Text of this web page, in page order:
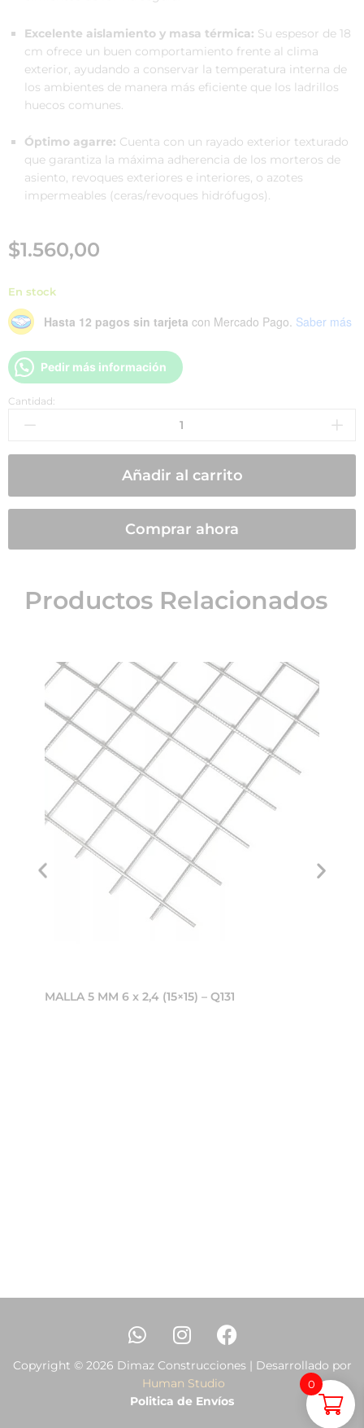
Excelente aislamiento y masa térmica: Su espesor de 18
cm ofrece un buen comportamiento frente al clima
exterior, ayudando a conservar la temperatura interna de
los ambientes de manera más eficiente que los ladrillos
huecos comunes.
Óptimo agarre: Cuenta con un rayado exterior texturado
que garantiza la máxima adherencia de los morteros de
asiento, revoques exteriores e interiores, o azotes
impermeables (ceras/revoques hidrófugos).
$1.560,00
En stock
Hasta 12 pagos sin tarjeta con Mercado Pago. Saber más
Pedir más información
Cantidad:
Añadir al carrito
Comprar ahora
Productos Relacionados
MALLA 5 MM 6 x 2,4 (15×15) – Q131
Copyright © 2026 Dimaz Construcciones | Desarrollado por
Human Studio
Politica de Envíos
0